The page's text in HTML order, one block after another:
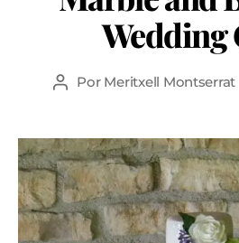
Wedding
Por Meritxell Montserrat